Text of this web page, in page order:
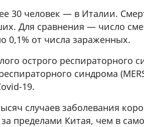
30 человек — в Италии.
Для сравнения — число
0,1% от числа зараженных.
острого респираторного
синдрома
19.
случаев заболевания
пределами Китая, чем в
в
В городе Ниноцминда
cдается в аренду
57Whatsap/